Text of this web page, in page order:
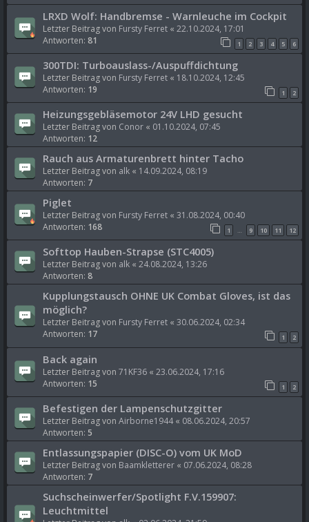
LRXD Wolf: Handbremse - Warnleuche im Cockpit
Letzter Beitrag von Fursty Ferret « 22.10.2024, 17:01
Antworten: 81 1 2 3 4 5 6
300TDI: Turboauslass-/Auspuffdichtung
Letzter Beitrag von Fursty Ferret « 18.10.2024, 12:45
Antworten: 19 1 2
Heizungsgebläsemotor 24V LHD gesucht
Letzter Beitrag von Conor « 01.10.2024, 07:45
Antworten: 12
Rauch aus Armaturenbrett hinter Tacho
Letzter Beitrag von alk « 14.09.2024, 08:19
Antworten: 7
Piglet
Letzter Beitrag von Fursty Ferret « 31.08.2024, 00:40
Antworten: 168 1 … 9 10 11 12
Softtop Hauben-Strapse (STC4005)
Letzter Beitrag von alk « 24.08.2024, 13:26
Antworten: 8
Kupplungstausch OHNE UK Combat Gloves, ist das
möglich?
Letzter Beitrag von Fursty Ferret « 30.06.2024, 02:34
Antworten: 17 1 2
Back again
Letzter Beitrag von 71KF36 « 23.06.2024, 17:16
Antworten: 15 1 2
Befestigen der Lampenschutzgitter
Letzter Beitrag von Airborne1944 « 08.06.2024, 20:57
Antworten: 5
Entlassungspapier (DISC-O) vom UK MoD
Letzter Beitrag von Baamkletterer « 07.06.2024, 08:28
Antworten: 7
Suchscheinwerfer/Spotlight F.V.159907:
Leuchtmittel